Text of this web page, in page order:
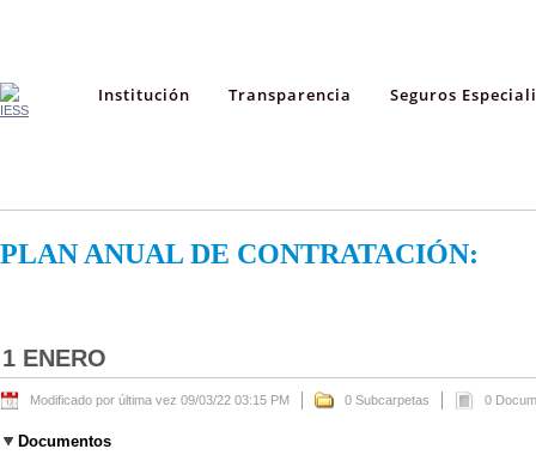
Institución Transparencia Seguros
PLAN ANUAL DE CONTRATACIÓN:
1 ENERO
Modificado por última vez 09/03/22 03:15 PM 0 Subcarpetas 0
Documentos